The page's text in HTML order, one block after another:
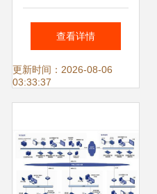
们奋力“保卫” 安全
系统监控服务
查看详情
更新时间：2026-08-06
03:33:37